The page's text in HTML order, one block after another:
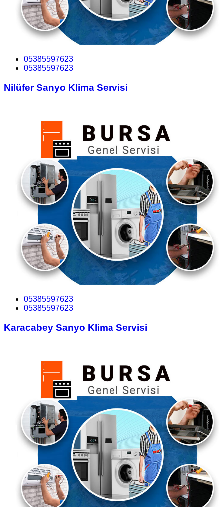
05385597623
05385597623
Nilüfer Sanyo Klima Servisi
05385597623
05385597623
Karacabey Sanyo Klima Servisi